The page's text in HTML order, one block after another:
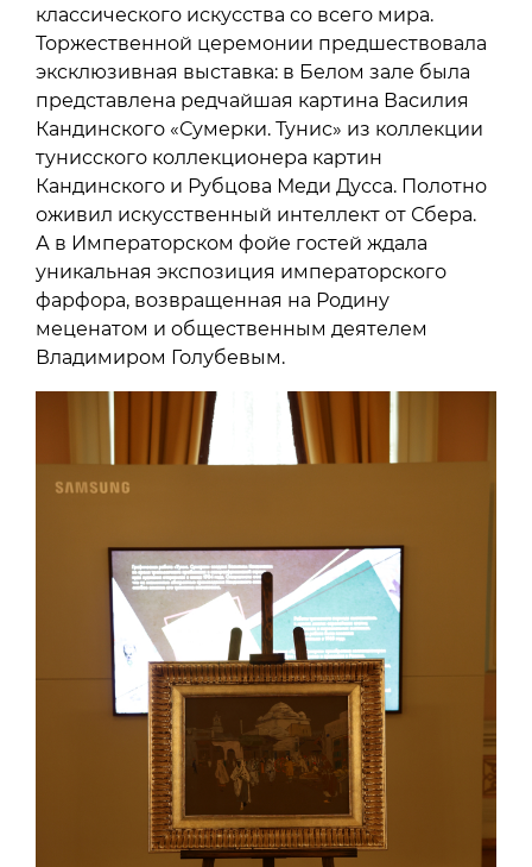
классического искусства со всего мира.
Торжественной церемонии предшествовала
эксклюзивная выставка: в Белом зале была
представлена редчайшая картина Василия
Кандинского «Сумерки. Тунис» из коллекции
тунисского коллекционера картин
Кандинского и Рубцова Меди Дусса. Полотно
оживил искусственный интеллект от Сбера.
А в Императорском фойе гостей ждала
уникальная экспозиция императорского
фарфора, возвращенная на Родину
меценатом и общественным деятелем
Владимиром Голубевым.